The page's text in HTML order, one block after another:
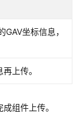
坐标信息，
上传。
组件上传。